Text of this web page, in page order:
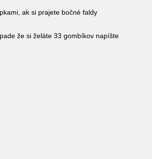
ak si prajete bočné faldy
že si želáte 33 gombíkov napíšte